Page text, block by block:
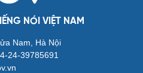
NÓI VIỆT NAM
Nam, Hà Nội
24-39785691